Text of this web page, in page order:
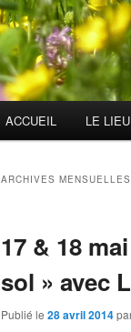
ACCUEIL LE LIEU
ARCHIVES
17 & 18
sol » avec
Publié le 28 avril 2014